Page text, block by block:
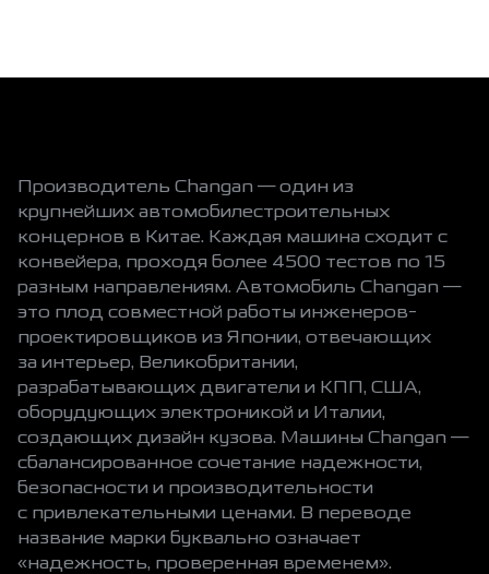
Производитель Changan — один из
крупнейших автомобилестроительных
концернов в Китае. Каждая машина сходит с
конвейера, проходя более 4500 тестов по 15
разным направлениям. Автомобиль Changan —
это плод совместной работы инженеров-
проектировщиков из Японии, отвечающих
за интерьер, Великобритании,
разрабатывающих двигатели и КПП, США,
оборудующих электроникой и Италии,
создающих дизайн кузова. Машины Changan —
сбалансированное сочетание надежности,
безопасности и производительности
с привлекательными ценами. В переводе
название марки буквально означает
«надежность, проверенная временем».